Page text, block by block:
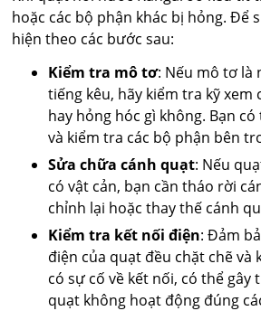
hoặc các bộ phận khác bị hỏng. Để
hiện theo các bước sau:
Kiểm tra mô tơ: Nếu mô tơ là
tiếng kêu, hãy kiểm tra kỹ xem
hay hỏng hóc gì không. Bạn
và kiểm tra các bộ phận bên
Sửa chữa cánh quạt: Nếu
có vật cản, bạn cần tháo rời
chỉnh lại hoặc thay thế cánh
Kiểm tra kết nối điện: Đảm
điện của quạt đều chặt chẽ và
có sự cố về kết nối, có thể gây
quạt không hoạt động đúng